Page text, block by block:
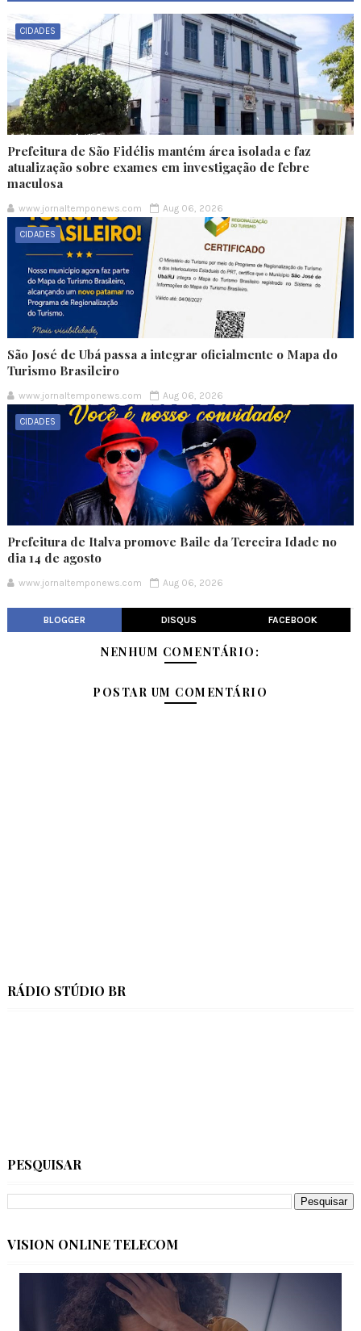
CIDADES
Prefeitura de São Fidélis mantém área isolada e faz
atualização sobre exames em investigação de febre
maculosa
www.jornaltemponews.com Aug 06, 2026
CIDADES
São José de Ubá passa a integrar oficialmente o Mapa do
Turismo Brasileiro
www.jornaltemponews.com Aug 06, 2026
CIDADES
Prefeitura de Italva promove Baile da Terceira Idade no
dia 14 de agosto
www.jornaltemponews.com Aug 06, 2026
BLOGGER DISQUS FACEBOOK
NENHUM COMENTÁRIO:
POSTAR UM COMENTÁRIO
RÁDIO STÚDIO BR
PESQUISAR
VISION ONLINE TELECOM